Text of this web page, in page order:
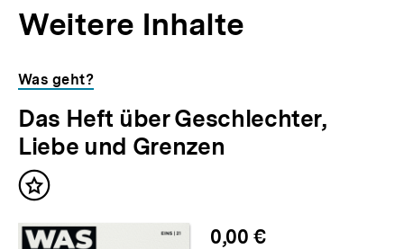
Weitere Inhalte
Inhaltskarousell
für
weitere
Inhalte
Inhaltskarussell
überspringen
Was geht?
Das Heft über Geschlechter,
Liebe und Grenzen
Inhalt
0,00 €